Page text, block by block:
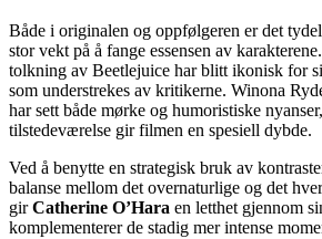
Både i originalen og oppfølgeren er det
stor vekt på å fange essensen av
tolkning av Beetlejuice har blitt ikonisk for
som understrekes av kritikerne. Winona
har sett både mørke og humoristiske
tilstedeværelse gir filmen en spesiell dybde.
Ved å benytte en strategisk bruk av
balanse mellom det overnaturlige og det
girCatherine O’Hara en letthet gjennom
komplementerer de stadig mer intense